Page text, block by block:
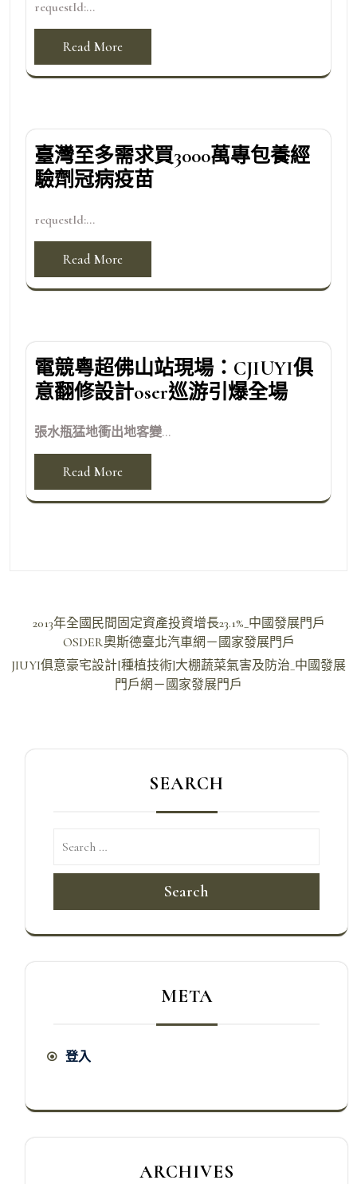
requestId:...
Read More
臺灣至多需求買3000萬專包養經
驗劑冠病疫苗
requestId:...
Read More
電競粵超佛山站現場：CJIUYI俱
意翻修設計oser巡游引爆全場
張水瓶猛地衝出地客變...
Read More
導
2013年全國民間固定資產投資增長23.1%_中國發展門戶
OSDER奧斯德臺北汽車網－國家發展門戶
JIUYI俱意豪宅設計[種植技術]大棚蔬菜氣害及防治_中國發展
門戶網－國家發展門戶
SEARCH
Search
META
登入
ARCHIVES